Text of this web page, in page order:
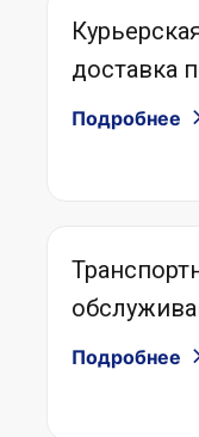
доставка
Подробнее
Подробнее